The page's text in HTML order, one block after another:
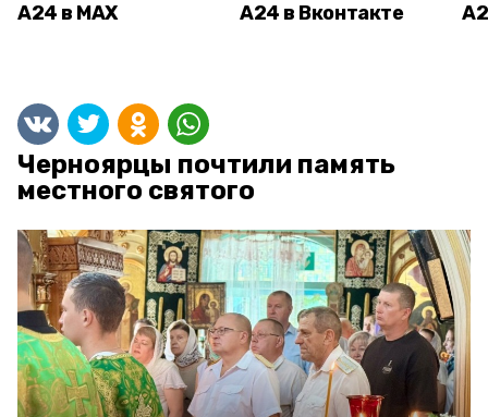
А24 в MAX А24 в Вконтакте
Черноярцы почтили память
местного святого